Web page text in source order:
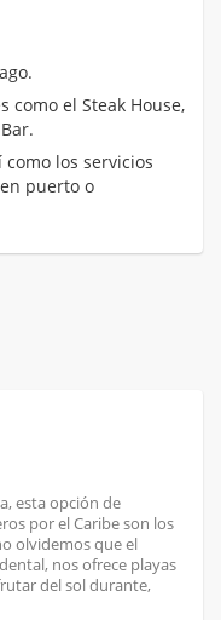
como el Steak House,
los servicios
puerto o
esta opción de
por el Caribe son los
olvidemos que el
nos ofrece playas
del sol durante,